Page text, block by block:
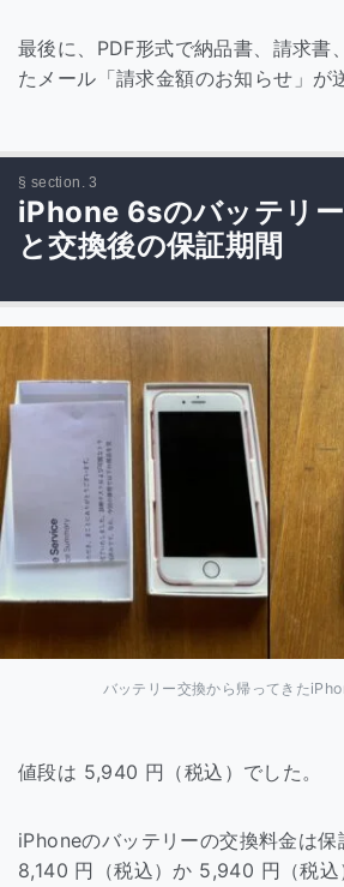
最後に、PDF形式で納品書、請求書
たメール「請求金額のお知らせ」が
iPhone 6sのバッテリ
と交換後の保証期間
バッテリー交換から帰ってきた
値段は 5,940 円（税込）でした。
iPhoneのバッテリーの交換料金は保
8,140 円（税込）か 5,940 円（税